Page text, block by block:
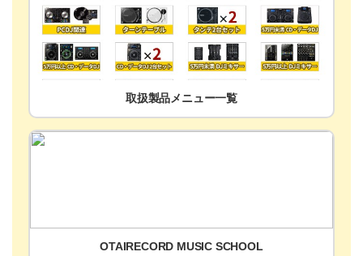
取扱製品メニュー一覧
OTAIRECORD MUSIC SCHOOL